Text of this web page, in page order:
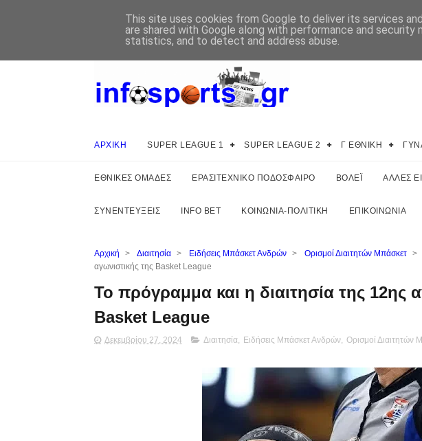
ΑΡΧΙΚΗ SUPER LEAGUE 1 SUPER LEAGUE 2 Γ ΕΘΝΙΚΗ
ΕΘΝΙΚΕΣ ΟΜΑΔΕΣ ΕΡΑΣΙΤΕΧΝΙΚΟ ΠΟΔΟΣΦΑΙΡΟ ΒΟΛΕΪ ΑΛΛΕΣ
ΣΥΝΕΝΤΕΥΞΕΙΣ INFO BET ΚΟΙΝΩΝΙΑ-ΠΟΛΙΤΙΚΗ ΕΠΙΚΟΙΝΩΝΙΑ
Αρχική > Διαιτησία > Ειδήσεις Μπάσκετ Ανδρών > Ορισμοί Διαιτητών Μπάσκετ >
αγωνιστικής της Basket League
Το πρόγραμμα και η διαιτησία της 12ης
Basket League
Δεκεμβρίου 27, 2024 Διαιτησία, Ειδήσεις Μπάσκετ Ανδρών, Ορισμοί Διαιτητών
This site uses cookies from Google to deliver its services
are shared with Google along with performance and
statistics, and to detect and address abuse.